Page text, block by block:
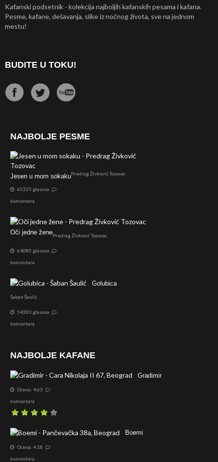
Kafanski podsetnik - kolekcija najboljih kafanskih pesama i kafana.
Pesme, kafane, dešavanja, slike iz noćnog života, sve na jednom
mestu!
BUDITE U TOKU!
NAJBOLJE PESME
Jesen u mom sokakuPredrag Živković Tozovac
65325 glasova
komentara
Oči jedne ženePredrag Živković Tozovac
64080 glasova
komentara
Golubica
Šaban Šaulić
54303 glasova
komentara
NAJBOLJE KAFANE
Gradimir
Ocena: 4.63
komentara
Boemi
Ocena: 4.18
komentara